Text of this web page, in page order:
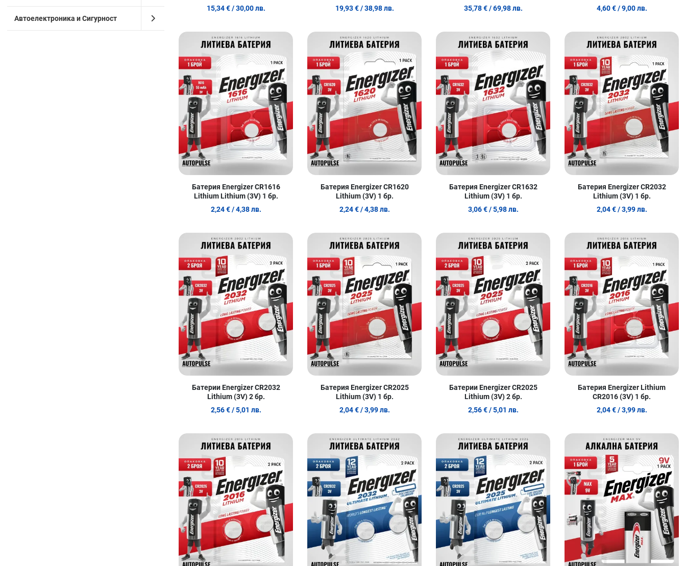
Автоелектроника и Сигурност
15,34 € / 30,00 лв.
19,93 € / 38,98 лв.
35,78 € / 69,98 лв.
4,60 € / 9,00 лв.
Добави в любими
Сравни продукт
Quick View
Батерия Energizer CR1616
Lithium Lithium (3V) 1 бр.
2,24 € / 4,38 лв.
Добави в любими
Сравни продукт
Quick View
Батерия Energizer CR1620
Lithium (3V) 1 бр.
2,24 € / 4,38 лв.
Добави в любими
Сравни продукт
Quick View
Батерия Energizer CR1632
Lithium (3V) 1 бр.
3,06 € / 5,98 лв.
Батерия Energizer CR2032
Lithium (3V) 1 бр.
2,04 € / 3,99 лв.
Добави в любими
Сравни продукт
Quick View
Батерии Energizer CR2032
Lithium (3V) 2 бр.
2,56 € / 5,01 лв.
Добави в любими
Сравни продукт
Quick View
Батерия Energizer CR2025
Lithium (3V) 1 бр.
2,04 € / 3,99 лв.
Добави в любими
Сравни продукт
Quick View
Батерии Energizer CR2025
Lithium (3V) 2 бр.
2,56 € / 5,01 лв.
Батерия Energizer Lithium
CR2016 (3V) 1 бр.
2,04 € / 3,99 лв.
Добави в любими
Сравни продукт
Quick View
Добави в любими
Сравни продукт
Quick View
Добави в любими
Сравни продукт
Quick View